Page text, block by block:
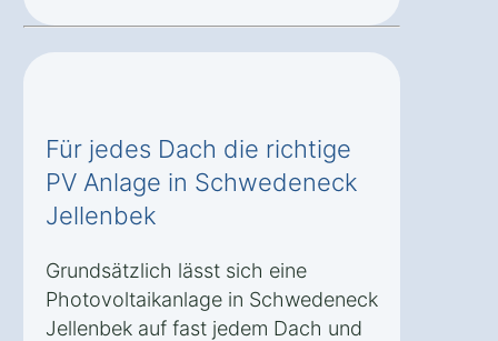
Für jedes Dach die richtige
PV Anlage in Schwedeneck
Jellenbek
Grundsätzlich lässt sich eine
Photovoltaikanlage in Schwedeneck
Jellenbek auf fast jedem Dach und